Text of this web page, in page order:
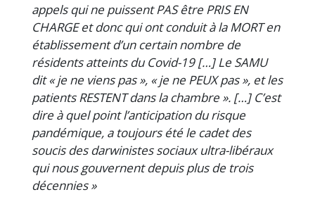
appels qui ne puissent PAS être PRIS EN
CHARGE et donc qui ont conduit à la MORT en
établissement d’un certain nombre de
résidents atteints du Covid-19 […] Le SAMU
dit « je ne viens pas », « je ne PEUX pas », et les
patients RESTENT dans la chambre ». […] C’est
dire à quel point l’anticipation du risque
pandémique, a toujours été le cadet des
soucis des darwinistes sociaux ultra-libéraux
qui nous gouvernent depuis plus de trois
décennies »